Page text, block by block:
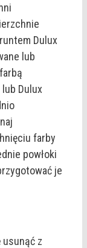
Dulux
lub
lub Dulux
farby
powłoki
je
usunąć z